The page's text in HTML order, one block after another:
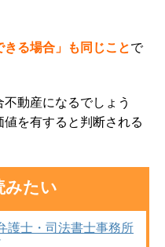
きる場合」も同じことで
動産になるでしょう
を有すると判断される
みたい
護士・司法書士事務所